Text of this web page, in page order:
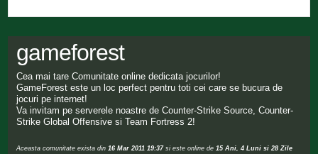
gameforest
Cea mai tare Comunitate online dedicata jocurilor!
GameForest este un loc perfect pentru toti cei care se bucura de
jocuri pe internet!
Va invitam pe serverele noastre de Counter-Strike Source, Counter-
Strike Global Offensive si Team Fortress 2!
Aceasta comunitate exista din 16 Mar 2011 19:37si este online de 15 Ani, 4 Luni si 28 Zile